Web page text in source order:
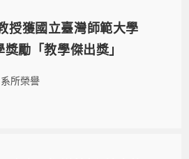
授獲國立臺灣師範大學
勵「教學傑出獎」
系所榮譽